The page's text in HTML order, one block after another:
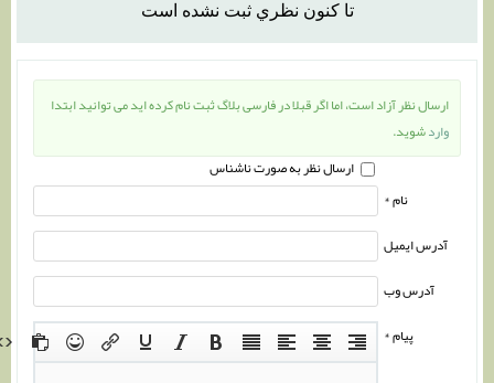
تا كنون نظري ثبت نشده است
ارسال نظر آزاد است، اما اگر قبلا در فارسی بلاگ ثبت نام کرده اید می توانید ابتدا
واردشوید.
ارسال نظر به صورت ناشناس
نام *
آدرس ایمیل
آدرس وب
پیام *